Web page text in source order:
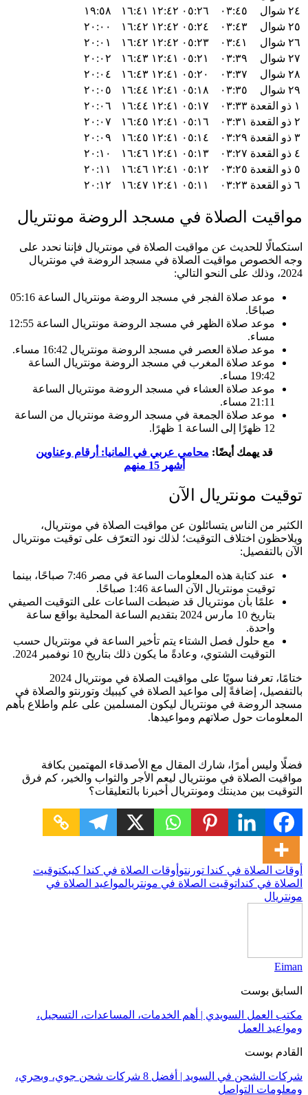
٢٤ شوال
٠٣:٤٥ ٠٥:٢٦ ١٢:٤٢ ١٦:٤١
١٩:٥٨
٢٥ شوال
٠٣:٤٣ ٠٥:٢٤ ١٢:٤٢ ١٦:٤٢
٢٠:٠٠
٢٦ شوال
٠٣:٤١ ٠٥:٢٣ ١٢:٤٢ ١٦:٤٢
٢٠:٠١
٢٧ شوال
٠٣:٣٩ ٠٥:٢١ ١٢:٤١ ١٦:٤٣
٢٠:٠٢
٢٨ شوال
٠٣:٣٧ ٠٥:٢٠ ١٢:٤١ ١٦:٤٣
٢٠:٠٤
٢٩ شوال
٠٣:٣٥ ٠٥:١٨ ١٢:٤١ ١٦:٤٤
٢٠:٠٥
١ ذو القعدة
٠٣:٣٣ ٠٥:١٧ ١٢:٤١ ١٦:٤٤
٢٠:٠٦
٢ ذو القعدة
٠٣:٣١ ٠٥:١٦ ١٢:٤١ ١٦:٤٥
٢٠:٠٧
٣ ذو القعدة
٠٣:٢٩ ٠٥:١٤ ١٢:٤١ ١٦:٤٥
٢٠:٠٩
٤ ذو القعدة
٠٣:٢٧ ٠٥:١٣ ١٢:٤١ ١٦:٤٦
٢٠:١٠
٥ ذو القعدة
٠٣:٢٥ ٠٥:١٢ ١٢:٤١ ١٦:٤٦
٢٠:١١
٦ ذو القعدة
٠٣:٢٣ ٠٥:١١ ١٢:٤١ ١٦:٤٧ ٢٠:١٢
مواقيت الصلاة في مسجد الروضة مونتريال
استكمالًا للحديث عن مواقيت الصلاة في مونتريال فإننا نحدد على
وجه الخصوص مواقيت الصلاة في مسجد الروضة في مونتريال
2024، وذلك على النحو التالي:
موعد صلاة الفجر في مسجد الروضة مونتريال الساعة 05:16
صباحًا.
موعد صلاة الظهر في مسجد الروضة مونتريال الساعة 12:55
مساء.
موعد صلاة العصر في مسجد الروضة مونتريال 16:42 مساء.
موعد صلاة المغرب في مسجد الروضة مونتريال الساعة
19:42 مساء.
موعد صلاة العشاء في مسجد الروضة مونتريال الساعة
21:11 مساء.
موعد صلاة الجمعة في مسجد الروضة مونتريال من الساعة
12 ظهرًا إلى الساعة 1 ظهرًا.
قد يهمك أيضًا: محامي عربي في المانيا: أرقام وعناوين
أشهر 15 منهم
توقيت مونتريال الآن
الكثير من الناس يتسائلون عن مواقيت الصلاة في مونتريال،
ويلاحظون اختلاف التوقيت؛ لذلك نود التعرّف على توقيت مونتريال
الآن بالتفصيل:
عند كتابة هذه المعلومات الساعة في مصر 7:46 صباحًا، بينما
توقيت مونتريال الآن الساعة 1:46 صباحًا.
علمًا بأن مونتريال قد ضبطت الساعات على التوقيت الصيفي
بتاريخ 10 مارس 2024 بتقديم الساعة المحلية بواقع ساعة
واحدة.
مع حلول فصل الشتاء يتم تأخير الساعة في مونتريال حسب
التوقيت الشتوي، وعادةً ما يكون ذلك بتاريخ 10 نوفمبر 2024.
ختامًا، تعرفنا سويًا على مواقيت الصلاة في مونتريال 2024
بالتفصيل، إضافةً إلى مواعيد الصلاة في كيبيك وتورنتو والصلاة في
مسجد الروضة في مونتريال ليكون المسلمين على علم واطلاع بأهم
المعلومات حول صلاتهم ومواعيدها.
فضلًا وليس أمرًا، شارك المقال مع الأصدقاء المهتمين بكافة
مواقيت الصلاة في مونتريال ليعم الأجر والثواب والخير، كم فرق
التوقيت بين مدينتك ومونتريال أخبرنا بالتعليقات؟
أوقات الصلاة في كندا تورنتو أوقات الصلاة في كندا كيبكتوقيت
الصلاة في كندا توقيت الصلاة في مونتريالمواعيد الصلاة في
مونتريال
Eiman
السابق بوست
مكتب العمل السويدي | أهم الخدمات، المساعدات، التسجيل،
ومواعيد العمل
القادم بوست
شركات الشحن في السويد | أفضل 8 شركات شحن جوي، وبحري،
ومعلومات التواصل